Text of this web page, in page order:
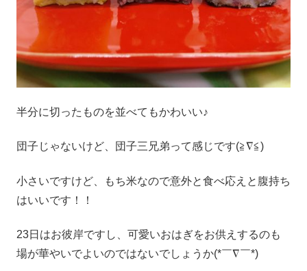
半分に切ったものを並べてもかわいい♪
団子じゃないけど、団子三兄弟って感じです(≧∇≦)
小さいですけど、もち米なので意外と食べ応えと腹持ち
はいいです！！
23日はお彼岸ですし、可愛いおはぎをお供えするのも
場が華やいでよいのではないでしょうか(*￣∇￣*)